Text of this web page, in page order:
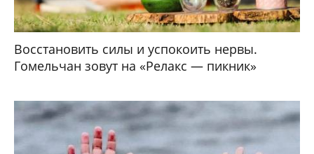
Восстановить силы и успокоить нервы.
Гомельчан зовут на «Релакс — пикник»